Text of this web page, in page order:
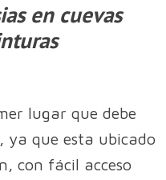
en cuevas
lugar que debe
ya que esta ubicado
con fácil acceso